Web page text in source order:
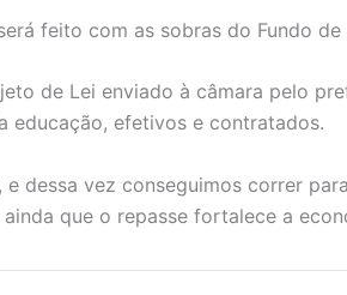
feito com as sobras do Fundo
de Lei enviado à câmara pelo
educação, efetivos e contratados.
dessa vez conseguimos correr
que o repasse fortalece a